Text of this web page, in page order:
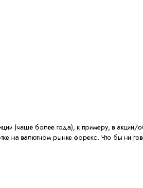
(чаще более года), к примеру, в акции/
на валютном рынке форекс. Что бы ни